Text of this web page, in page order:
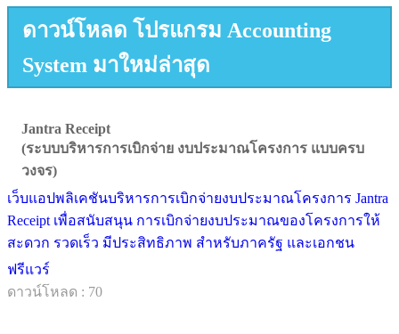
ดาวน์โหลด โปรแกรม Accounting
System มาใหม่ล่าสุด
Jantra Receipt
(ระบบบริหารการเบิกจ่าย งบประมาณโครงการ แบบครบ
วงจร)
เว็บแอปพลิเคชันบริหารการเบิกจ่ายงบประมาณโครงการ Jantra
Receipt เพื่อสนับสนุน การเบิกจ่ายงบประมาณของโครงการให้
สะดวก รวดเร็ว มีประสิทธิภาพ สำหรับภาครัฐ และเอกชน
ฟรีแวร์
ดาวน์โหลด : 70